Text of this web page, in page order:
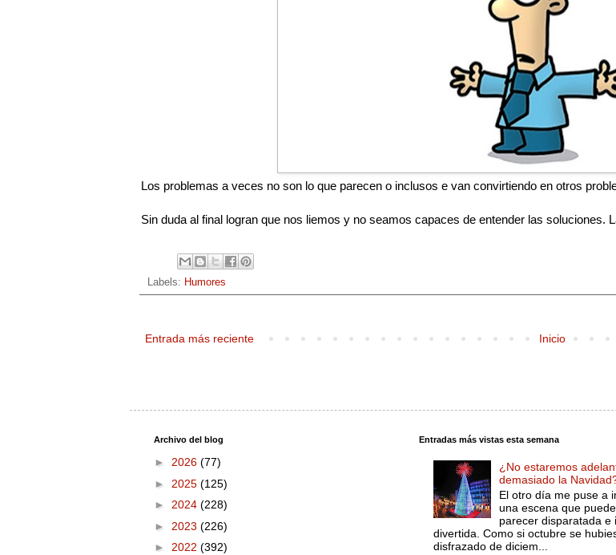
Los problemas a veces no son lo que parecen o inclusos e van convirtiendo en otros
Sin duda al final logran que nos liemos y no seamos capaces de entender las soluciones.
Labels: Humores
Entrada más reciente Inicio
Archivo del blog
► 2026 (77)
► 2025 (125)
► 2024 (228)
► 2023 (226)
► 2022 (392)
Entradas más vistas esta semana
¿No estaremos
demasiado la
El otro día me puse a
una escena que puede
parecer disparatada e
divertida. Como si octubre se
disfrazado de diciem...